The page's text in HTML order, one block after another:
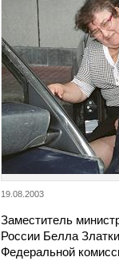
19.08.2003
Заместитель
России Белла
Федеральной